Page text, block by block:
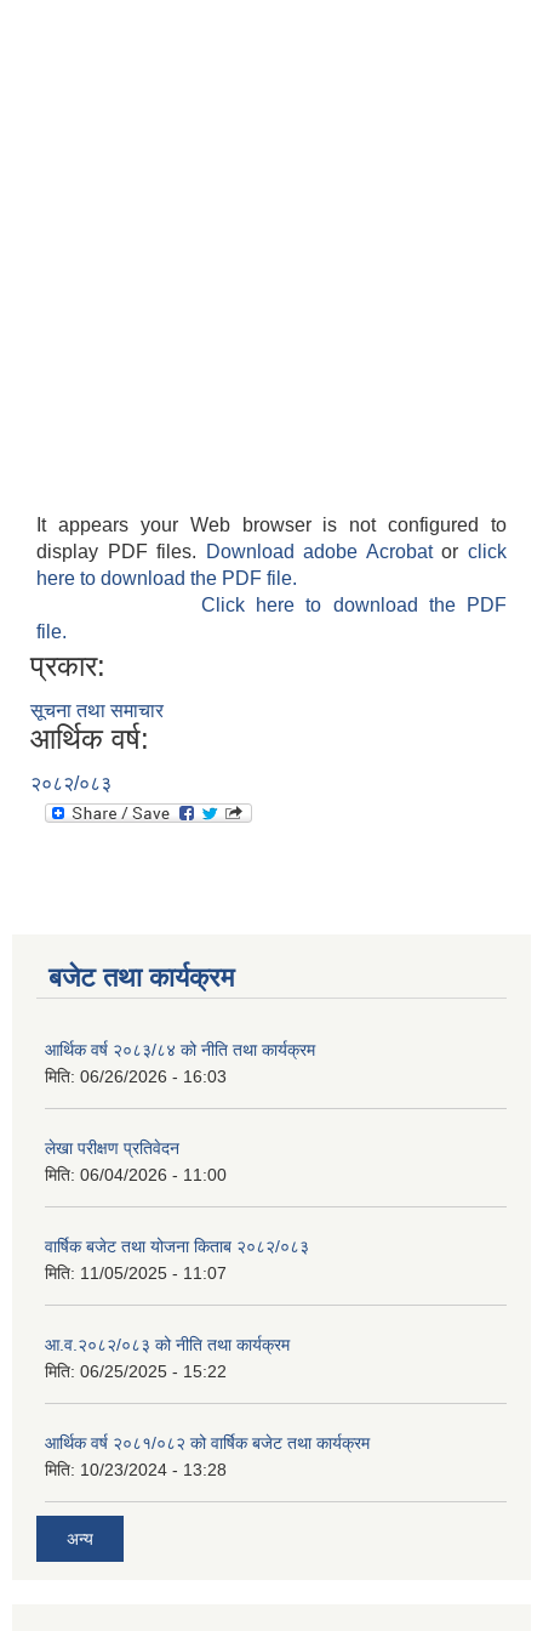
It appears your Web browser is not configured to
display PDF files.
Download adobe Acrobatorclick
here to download the PDF file.
Click here to download the PDF
file.
प्रकार:
सूचना तथा समाचार
आर्थिक वर्ष:
२०८२/०८३
बजेट तथा कार्यक्रम
आर्थिक वर्ष २०८३/८४ को नीति तथा कार्यक्रम
मिति: 06/26/2026 - 16:03
लेखा परीक्षण प्रतिवेदन
मिति: 06/04/2026 - 11:00
वार्षिक बजेट तथा योजना किताब २०८२/०८३
मिति: 11/05/2025 - 11:07
आ.व.२०८२/०८३ को नीति तथा कार्यक्रम
मिति: 06/25/2025 - 15:22
आर्थिक वर्ष २०८१/०८२ को वार्षिक बजेट तथा कार्यक्रम
मिति: 10/23/2024 - 13:28
अन्य